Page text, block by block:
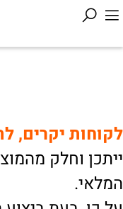
לקוחות יקרים,
ייתכן וחלק
המלאי.